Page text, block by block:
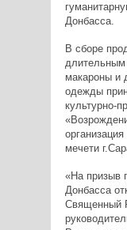
Донбасса.
В сборе
длительным
макароны и
одежды
культурно-
мечети
«На призыв
Донбасса
Священный